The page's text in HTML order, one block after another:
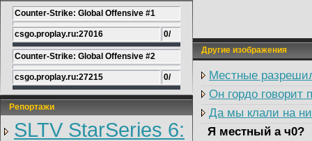
Counter-Strike: Global Offensive #1
csgo.proplay.ru:27016 0/
Counter-Strike: Global Offensive #2
csgo.proplay.ru:27215 0/
Репортажи
SLTV StarSeries 6:
Другие изображения
Местные
Он гордо
Да мы клали на
Я местный а ч0?